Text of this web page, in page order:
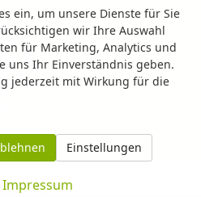
und zu den offiziellen
zum Stromverbrauch neuer PKW
Kraftstoffverbrauch, die offiziellen
Stromverbrauch neuer PKW'
und bei der 'Deutschen Automobil
ein, um unsere Dienste für Sie
wir Ihre Auswahl
für Marketing, Analytics und
uns Ihr Einverständnis geben.
jederzeit mit Wirkung für die
Einstellungen
Impressum